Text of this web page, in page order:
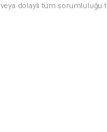
veya dolaylı tüm sorumluluğu